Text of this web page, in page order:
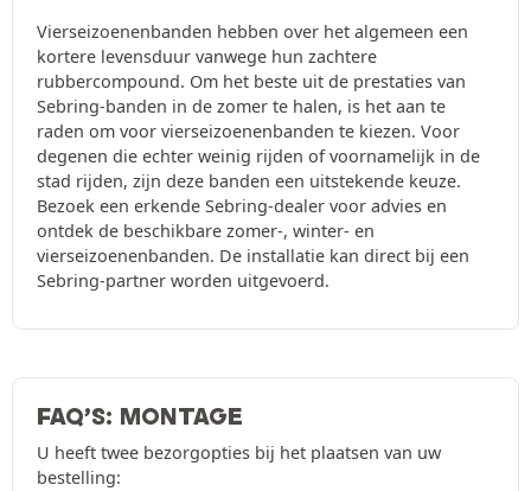
Vierseizoenenbanden hebben over het algemeen een
kortere levensduur vanwege hun zachtere
rubbercompound. Om het beste uit de prestaties van
Sebring-banden in de zomer te halen, is het aan te
raden om voor vierseizoenenbanden te kiezen. Voor
degenen die echter weinig rijden of voornamelijk in de
stad rijden, zijn deze banden een uitstekende keuze.
Bezoek een erkende Sebring-dealer voor advies en
ontdek de beschikbare zomer-, winter- en
vierseizoenenbanden. De installatie kan direct bij een
Sebring-partner worden uitgevoerd.
FAQ’S: MONTAGE
U heeft twee bezorgopties bij het plaatsen van uw
bestelling: